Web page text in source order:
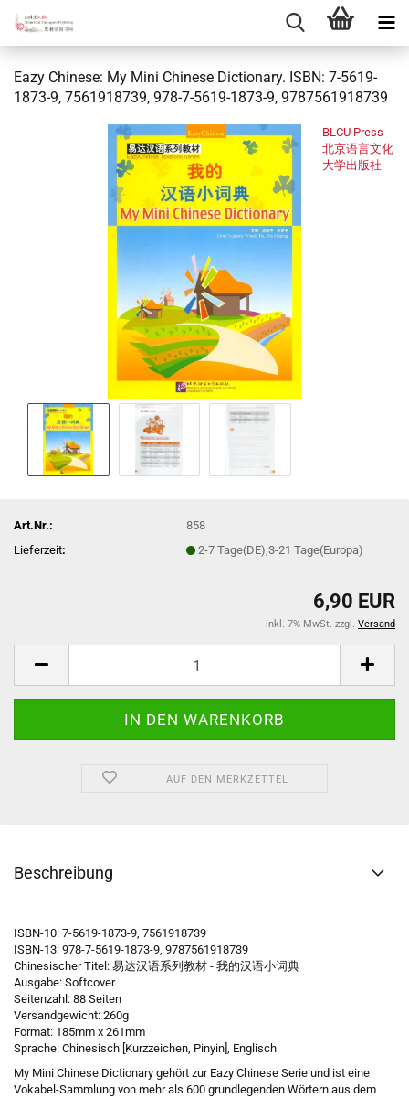
Eazy Chinese: My Mini Chinese Dictionary. ISBN: 7-5619-
1873-9, 7561918739, 978-7-5619-1873-9, 9787561918739
BLCU Press
北京语言文化
大学出版社
Art.Nr.:
858
Lieferzeit: 2-7 Tage(DE),3-21 Tage(Europa)
6,90 EUR
inkl. 7% MwSt. zzgl. Versand
AUF DEN MERKZETTEL
Beschreibung
ISBN-10: 7-5619-1873-9, 7561918739
ISBN-13: 978-7-5619-1873-9, 9787561918739
Chinesischer Titel: 易达汉语系列教材 - 我的汉语小词典
Ausgabe: Softcover
Seitenzahl: 88 Seiten
Versandgewicht: 260g
Format: 185mm x 261mm
Sprache: Chinesisch [Kurzzeichen, Pinyin], Englisch
My Mini Chinese Dictionary gehört zur Eazy Chinese Serie und ist eine
Vokabel-Sammlung von mehr als 600 grundlegenden Wörtern aus dem